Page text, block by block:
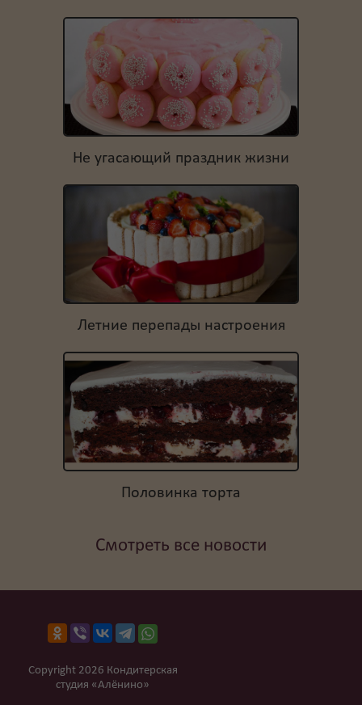
Не угасающий праздник жизни
Летние перепады настроения
Половинка торта
Смотреть все новости
Copyright 2026 Кондитерская
студия «Алёнино»